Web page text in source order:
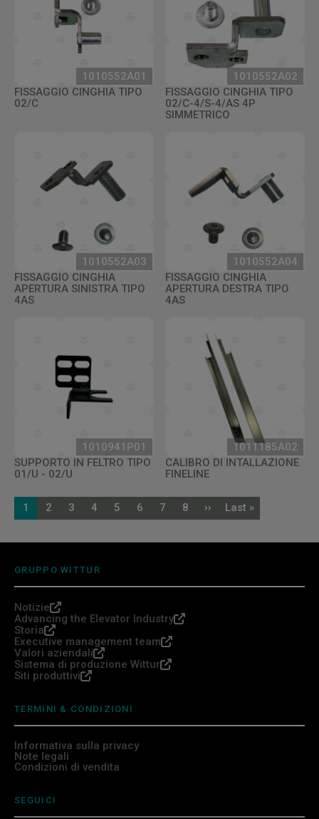
1010552A01
FISSAGGIO CINGHIA TIPO
02/C
1010552A02
FISSAGGIO CINGHIA TIPO
02/C-4/S-4/AS 4P
SIMMETRICO
1010552A03
FISSAGGIO CINGHIA
APERTURA SINISTRA TIPO
4AS
1010552A04
FISSAGGIO CINGHIA
APERTURA DESTRA TIPO
4AS
1010941P01
SUPPORTO IN FELTRO TIPO
01/U - 02/U
1011185A02
CALIBRO DI INTALLAZIONE
FINELINE
Paginazione
Pagina
attuale
1 Pagina
2 Pagina
3 Pagina
4 Pagina
5 Pagina
6 Pagina
7 Pagina
8
Pagina
successiva
››
Ultima
pagina
Last »
GRUPPO WITTUR
Notizie
Advancing the Elevator Industry
Storia
Executive management team
Valori aziendali
Sistema di produzione Wittur
Siti produttivi
TERMINI & CONDIZIONI
Informativa sulla privacy
Note legali
Condizioni di vendita
SEGUICI